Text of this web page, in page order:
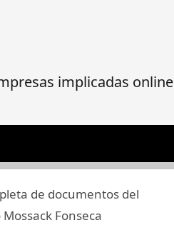
implicadas online
de documentos del
Fonseca